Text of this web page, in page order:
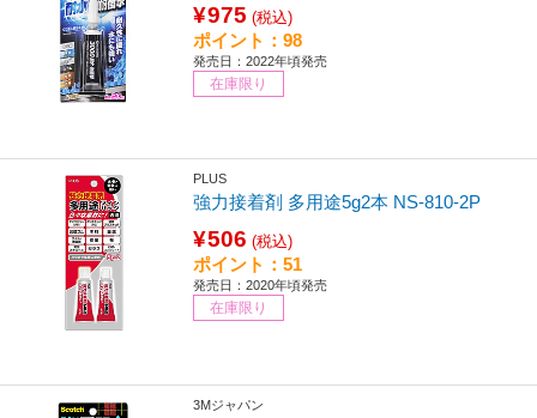
¥975 (税込)
ポイント：98
発売日：2022年頃発売
在庫限り
PLUS
強力接着剤 多用途5g2本 NS-810-2P
¥506 (税込)
ポイント：51
発売日：2020年頃発売
在庫限り
3Mジャパン